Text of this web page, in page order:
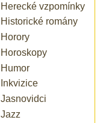
Herecké vzpomínky
Historické romány
Horory
Horoskopy
Humor
Inkvizice
Jasnovidci
Jazz